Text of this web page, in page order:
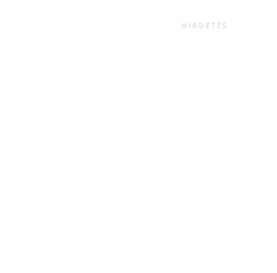
HIRDETÉS